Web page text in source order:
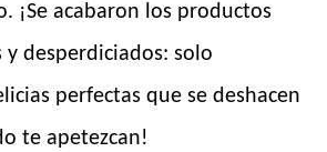
¡Se acabaron los productos
y desperdiciados: solo
perfectas que se deshacen
te apetezcan!